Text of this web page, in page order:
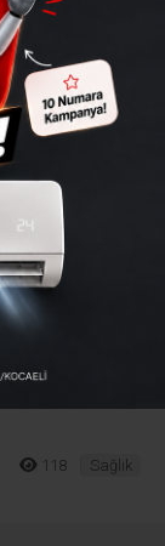
Bolu
görevli
118 Sağlık